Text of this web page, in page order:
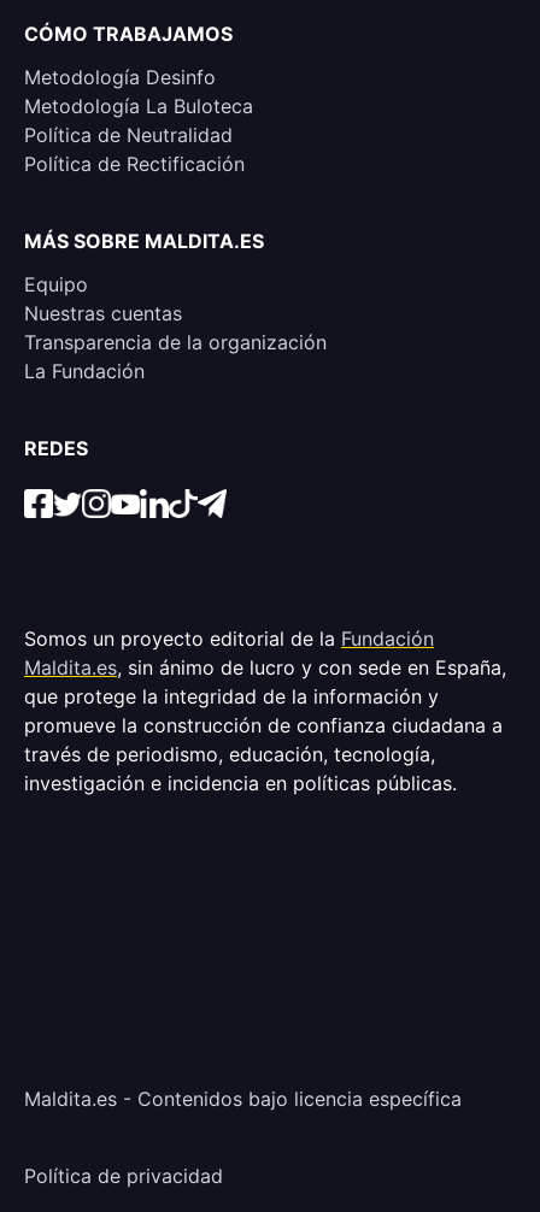
CÓMO TRABAJAMOS
Metodología Desinfo
Metodología La Buloteca
Política de Neutralidad
Política de Rectificación
MÁS SOBRE MALDITA.ES
Equipo
Nuestras cuentas
Transparencia de la organización
La Fundación
REDES
Somos un proyecto editorial de la Fundación
Maldita.es, sin ánimo de lucro y con sede en España,
que protege la integridad de la información y
promueve la construcción de confianza ciudadana a
través de periodismo, educación, tecnología,
investigación e incidencia en políticas públicas.
Maldita.es - Contenidos bajo licencia específica
Política de privacidad